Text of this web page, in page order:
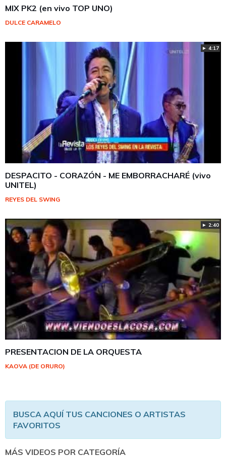
MIX PK2 (en vivo TOP UNO)
DULCE CARAMELO
► 4:17
DESPACITO - CORAZÓN - ME EMBORRACHARÉ (vivo
UNITEL)
REYES DEL SWING
► 2:40
PRESENTACION DE LA ORQUESTA
KAOVA (DE ORURO)
BUSCA AQUÍ TUS CANCIONES O ARTISTAS
FAVORITOS
MÁS VIDEOS POR CATEGORÍA